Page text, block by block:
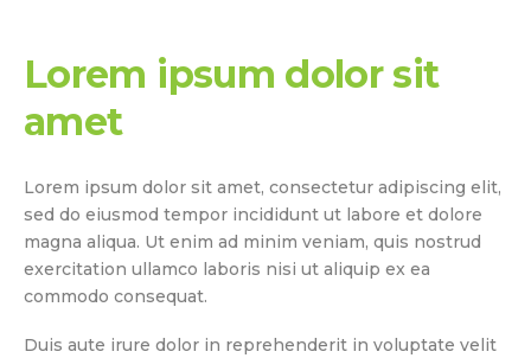
Lorem ipsum dolor sit
amet
Lorem ipsum dolor sit amet, consectetur adipiscing elit,
sed do eiusmod tempor incididunt ut labore et dolore
magna aliqua. Ut enim ad minim veniam, quis nostrud
exercitation ullamco laboris nisi ut aliquip ex ea
commodo consequat.
Duis aute irure dolor in reprehenderit in voluptate velit